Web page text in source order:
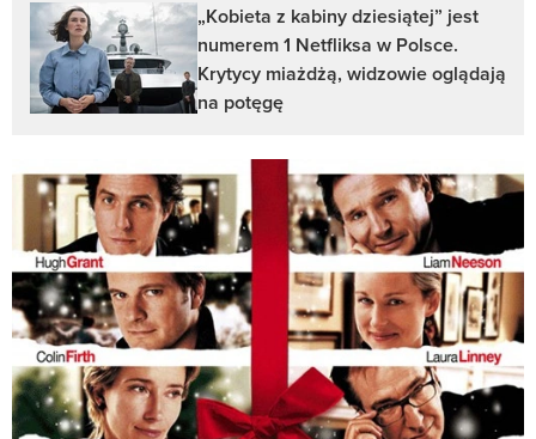
„Kobieta z kabiny dziesiątej” jest
numerem 1 Netfliksa w Polsce.
Krytycy miażdżą, widzowie oglądają
na potęgę